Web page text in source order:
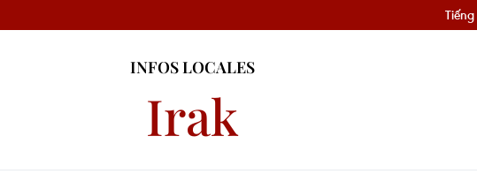
INFOS LOCALES
Irak